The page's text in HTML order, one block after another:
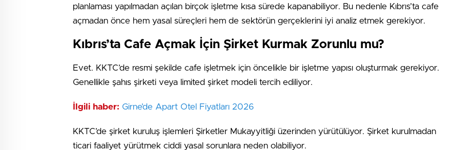
planlaması yapılmadan açılan birçok işletme kısa sürede kapanabiliyor. Bu nedenle Kıbrıs’ta cafe
açmadan önce hem yasal süreçleri hem de sektörün gerçeklerini iyi analiz etmek gerekiyor.
Kıbrıs’ta Cafe Açmak İçin Şirket Kurmak Zorunlu mu?
Evet. KKTC’de resmi şekilde cafe işletmek için öncelikle bir işletme yapısı oluşturmak gerekiyor.
Genellikle şahıs şirketi veya limited şirket modeli tercih ediliyor.
İlgili haber: Girne’de Apart Otel Fiyatları 2026
KKTC’de şirket kuruluş işlemleri Şirketler Mukayyitliği üzerinden yürütülüyor. Şirket kurulmadan
ticari faaliyet yürütmek ciddi yasal sorunlara neden olabiliyor.